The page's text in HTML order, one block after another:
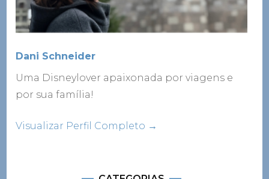
Dani Schneider
Uma Disneylover apaixonada por viagens e
por sua família!
Visualizar Perfil Completo →